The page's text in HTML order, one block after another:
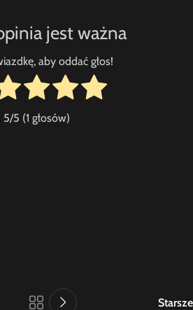
jest ważna
aby oddać głos!
5/5 (1 głosów)
Starsze